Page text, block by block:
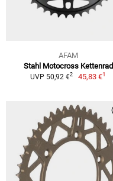
AFAM
Stahl Motocross Kettenrad
UVP 50,92 €2 45,83 €1